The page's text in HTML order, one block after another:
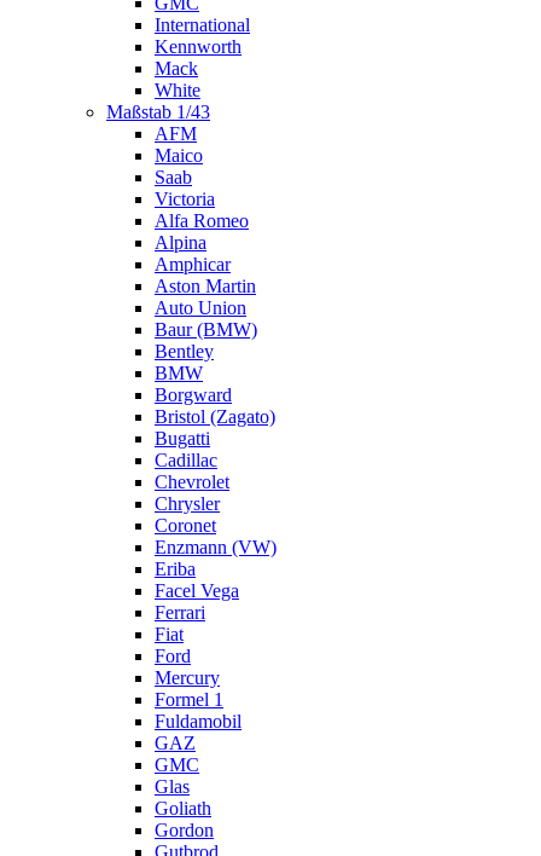
International
Kennworth
Mack
White
Maßstab 1/43
AFM
Maico
Saab
Victoria
Alfa Romeo
Alpina
Amphicar
Aston Martin
Auto Union
Baur (BMW)
Bentley
BMW
Borgward
Bristol (Zagato)
Bugatti
Cadillac
Chevrolet
Chrysler
Coronet
Enzmann (VW)
Eriba
Facel Vega
Ferrari
Fiat
Ford
Mercury
Formel 1
Fuldamobil
GAZ
GMC
Glas
Goliath
Gordon
Gutbrod